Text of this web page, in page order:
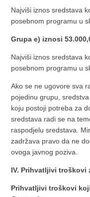
Najviši iznos sredstava
posebnom programu u
Grupa e) iznosi
Najviši iznos sredstava
posebnom programu u
Ako se ne ugovore sva
pojedinu grupu,
koju postoji potreba za
sredstava radi se na
raspodjelu sredstava.
zadržava pravo da ne
ovoga javnog poziva.
IV. Prihvatljivi troškovi
Prihvatljivi troškovi